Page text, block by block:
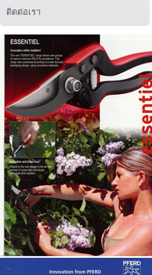
ติดต่อเรา